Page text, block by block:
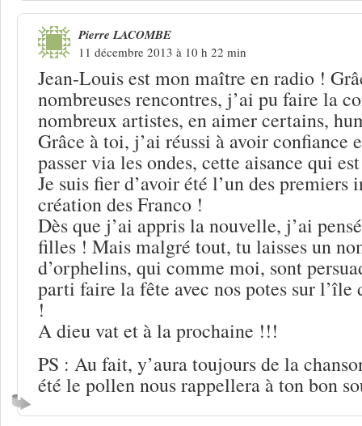
Pierre LACOMBE
11 décembre 2013 à 10 h 22 min
Jean-Louis est mon maître en radio !
nombreuses rencontres, j’ai pu faire la
nombreux artistes, en aimer certains,
Grâce à toi, j’ai réussi à avoir confiance
passer via les ondes, cette aisance qui
Je suis fier d’avoir été l’un des premiers
création des Franco !
Dès que j’ai appris la nouvelle, j’ai
filles ! Mais malgré tout, tu laisses un
d’orphelins, qui comme moi, sont
parti faire la fête avec nos potes sur l’île
!
A dieu vat et à la prochaine !!!
PS : Au fait, y’aura toujours de la
été le pollen nous rappellera à ton bon